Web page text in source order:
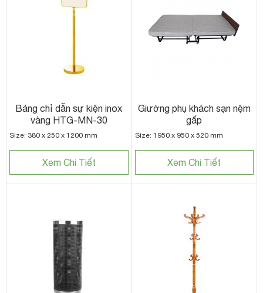
Bảng chỉ dẫn sự kiện inox
vàng HTG-MN-30
Size: 380 x 250 x 1200 mm
Xem Chi Tiết
Giường phụ khách sạn nệm
gấp
Size: 1950 x 950 x 520 mm
Xem Chi Tiết